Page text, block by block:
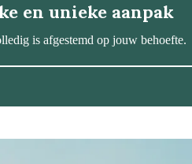
en unieke aanpak
is afgestemd op jouw behoefte.